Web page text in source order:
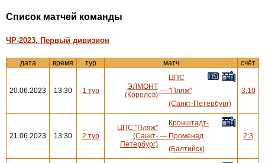
Cписок матчей команды
ЧР-2023. Первый дивизион
дата время тур матч счёт
20.06.2023 13:30 1 тур
ЭЛМОНТ
(Королев) —
ЦПС
"Пляж"
(Санкт-Петербург)
3:10
21.06.2023 13:30 2 тур
ЦПС "Пляж"
(Санкт-
Петербург)
—
Кронштадт-
Променад
(Балтийск)
2:3